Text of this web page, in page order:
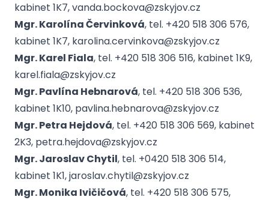
kabinet 1K7, vanda.bockova@zskyjov.cz
Mgr. Karolína Červinková, tel. +420 518 306 576,
kabinet 1K7, karolina.cervinkova@zskyjov.cz
Mgr. Karel Fiala, tel. +420 518 306 516, kabinet 1K9,
karel.fiala@zskyjov.cz
Mgr. Pavlína Hebnarová, tel. +420 518 306 536,
kabinet 1K10, pavlina.hebnarova@zskyjov.cz
Mgr. Petra Hejdová, tel. +420 518 306 569, kabinet
2K3, petra.hejdova@zskyjov.cz
Mgr. Jaroslav Chytil, tel. +0420 518 306 514,
kabinet 1K1, jaroslav.chytil@zskyjov.cz
Mgr. Monika Ivičičová, tel. +420 518 306 575,